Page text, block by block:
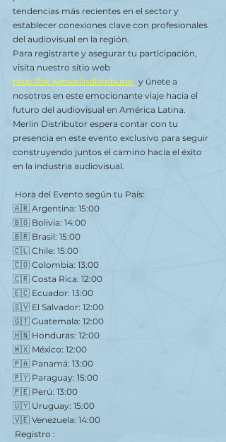
tendencias más recientes en el sector y
establecer conexiones clave con profesionales
del audiovisual en la región.
Para registrarte y asegurar tu participación,
visita nuestro sitio web
http://bit.ly/merlindistributor y únete a
nosotros en este emocionante viaje hacia el
futuro del audiovisual en América Latina.
Merlin Distributor espera contar con tu
presencia en este evento exclusivo para seguir
construyendo juntos el camino hacia el éxito
en la industria audiovisual.
Hora del Evento según tu País:
🇦🇷 Argentina: 15:00
🇧🇴 Bolivia: 14:00
🇧🇷 Brasil: 15:00
🇨🇱 Chile: 15:00
🇨🇴 Colombia: 13:00
🇨🇷 Costa Rica: 12:00
🇪🇨 Ecuador: 13:00
🇸🇻 El Salvador: 12:00
🇬🇹 Guatemala: 12:00
🇭🇳 Honduras: 12:00
🇲🇽 México: 12:00
🇵🇦 Panamá: 13:00
🇵🇾 Paraguay: 15:00
🇵🇪 Perú: 13:00
🇺🇾 Uruguay: 15:00
🇻🇪 Venezuela: 14:00
Registro :